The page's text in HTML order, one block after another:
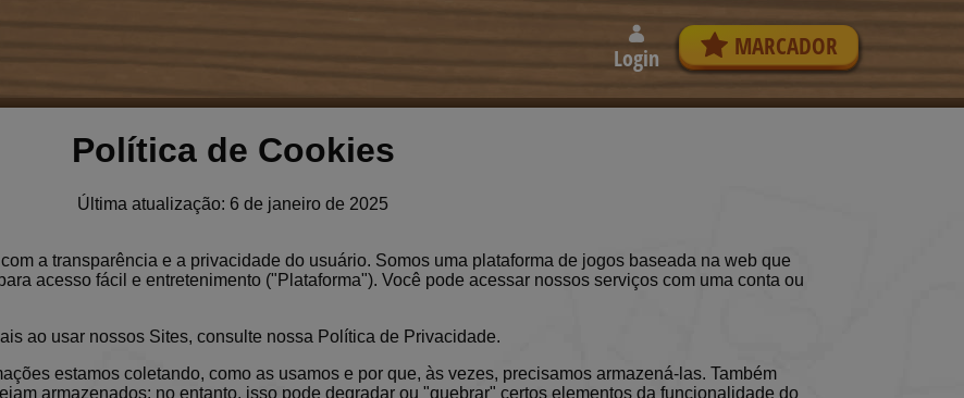
Login MARCADOR
Política de Cookies
Última atualização: 6 de janeiro de 2025
a transparência e a privacidade do usuário. Somos uma plataforma de jogos baseada na web que
acesso fácil e entretenimento ("Plataforma"). Você pode acessar nossos serviços com uma conta ou
ao usar nossos Sites, consulte nossa Política de Privacidade.
estamos coletando, como as usamos e por que, às vezes, precisamos armazená-las. Também
armazenados; no entanto, isso pode degradar ou "quebrar" certos elementos da funcionalidade do